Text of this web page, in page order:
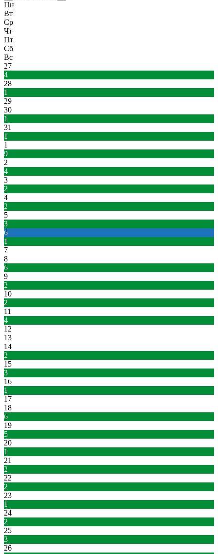
Пн
Вт
Ср
Чт
Пт
Сб
Вс
27
4
28
1
29
30
1
31
1
1
9
2
4
3
2
4
2
5
3
6
1
7
8
6
9
2
10
2
11
4
12
13
14
2
15
3
16
1
17
18
6
19
5
20
1
21
2
22
2
23
1
24
2
25
3
26